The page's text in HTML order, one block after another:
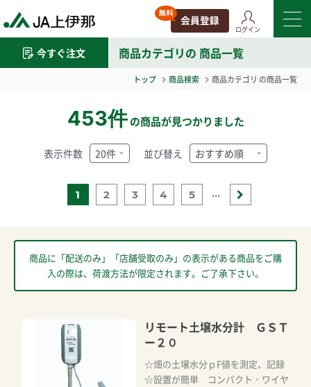
ログイン
今すぐ注文 商品カテゴリの 商品一覧
トップ 商品検索 商品カテゴリ の商品一覧
453件 の商品が見つかりました
1 2 3 4 5 ...
表示件数 並び替え
商品に「配送のみ」「店舗受取のみ」の表示がある商品をご購
入の際は、荷渡方法が限定されます。ご了承下さい。
リモート土壌水分計 ＧＳＴ
ー２０
☆畑の土壌水分ｐF値を測定、記録
☆設置が簡単 コンパクト・ワイヤ